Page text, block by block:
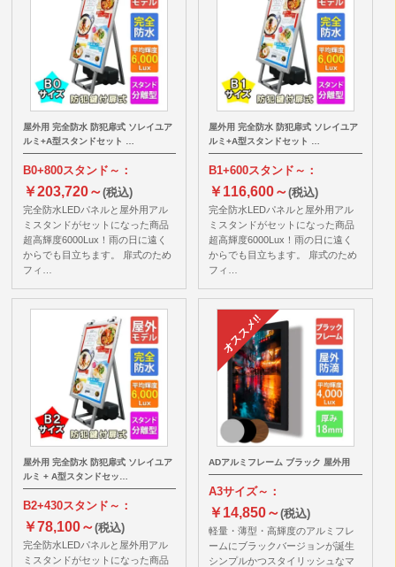
屋外用 完全防水 防犯扉式 ソレイユア
ルミ+A型スタンドセット …
B0+800スタンド～：
￥203,720～(税込)
完全防水LEDパネルと屋外用アル
ミスタンドがセットになった商品
超高輝度6000Lux！雨の日に遠く
からでも目立ちます。 扉式のため
フィ…
屋外用 完全防水 防犯扉式 ソレイユア
ルミ+A型スタンドセット …
B1+600スタンド～：
￥116,600～(税込)
完全防水LEDパネルと屋外用アル
ミスタンドがセットになった商品
超高輝度6000Lux！雨の日に遠く
からでも目立ちます。 扉式のため
フィ…
屋外用 完全防水 防犯扉式 ソレイユア
ルミ + A型スタンドセッ…
B2+430スタンド～：
￥78,100～(税込)
完全防水LEDパネルと屋外用アル
ミスタンドがセットになった商品
ADアルミフレーム ブラック 屋外用
A3サイズ～：
￥14,850～(税込)
軽量・薄型・高輝度のアルミフレ
ームにブラックバージョンが誕生
シンプルかつスタイリッシュなマ